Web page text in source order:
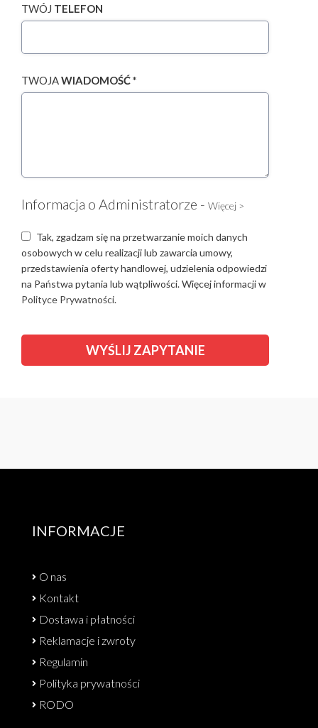
TWÓJ TELEFON
TWOJAWIADOMOŚĆ *
Informacja o Administratorze - Więcej >
Tak, zgadzam się na przetwarzanie moich danych
osobowych w celu realizacji lub zawarcia umowy,
przedstawienia oferty handlowej, udzielenia odpowiedzi
na Państwa pytania lub wątpliwości. Więcej informacji w
Polityce Prywatności.
INFORMACJE
O nas
Kontakt
Dostawa i płatności
Reklamacje i zwroty
Regulamin
Polityka prywatności
RODO